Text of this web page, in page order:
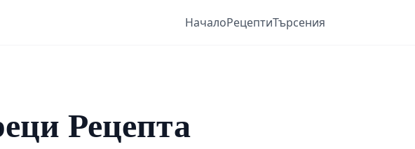
НачалоРецептиТърсения
Рецепта